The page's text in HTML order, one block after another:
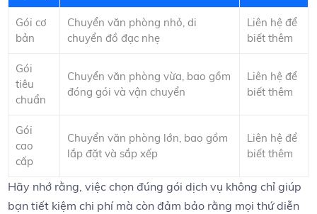
Gói cơ
bản
Chuyển ​văn phòng nhỏ, di
chuyển đồ đạc nhẹ
Liên hệ để
biết thêm
Gói
tiêu
chuẩn
Chuyển văn phòng vừa, bao gồm
đóng gói và vận chuyển
Liên hệ để
biết thêm
Gói
cao
cấp
Chuyển văn phòng lớn, bao gồm
lắp đặt và sắp ‌xếp
Liên hệ để⁤
biết thêm
Hãy nhớ rằng, việc chọn đúng gói‌ dịch vụ không chỉ giúp
bạn tiết kiệm‌ chi⁢ phí mà còn đảm bảo rằng mọi thứ diễn